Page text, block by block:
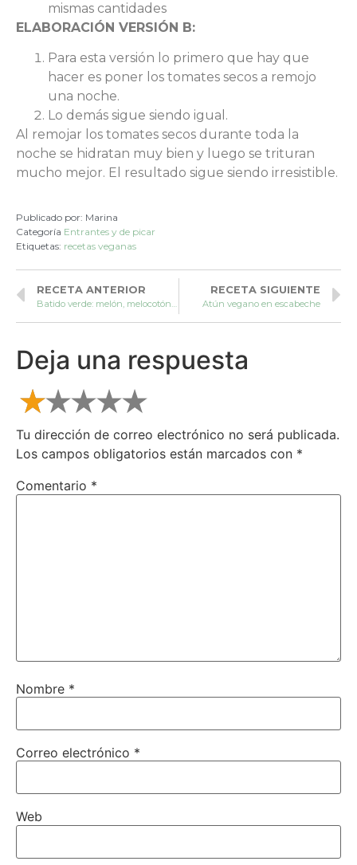
mismas cantidades
ELABORACIÓN VERSIÓN B:
Para esta versión lo primero que hay que
hacer es poner los tomates secos a remojo
una noche.
Lo demás sigue siendo igual.
Al remojar los tomates secos durante toda la
noche se hidratan muy bien y luego se trituran
mucho mejor. El resultado sigue siendo irresistible.
Publicado por: Marina
Categoría Entrantes y de picar
Etiquetas: recetas veganas
RECETA ANTERIOR RECETA SIGUIENTE
Atún vegano en escabeche
Deja una respuesta
Tu dirección de correo electrónico no será publicada.
Los campos obligatorios están marcados con *
Comentario *
Nombre *
Correo electrónico *
Web